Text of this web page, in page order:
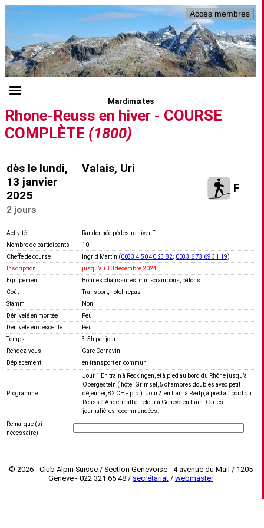
Accès membres
Mardimixtes
Rhone-Reuss en hiver - COURSE
COMPLÈTE (1800)
dès le lundi,
13 janvier
2025
2 jours
Valais, Uri
F
Activité
Randonnée pédestre hiver F
Nombre de participants
10
Cheffe de course
Ingrid Martin (0033 4 50 40 23 82; 0033 6 73 69 31 19)
Inscription
jusquʼau 30 décembre 2024
Equipement
Bonnes chaussures, mini-crampons, bâtons
Coût
Transport, hotel, repas
Stamm
Non
Dénivelé en montée
Peu
Dénivelé en descente
Peu
Temps
3-5h par jour
Rendez-vous
Gare Cornavin
Déplacement
en transport en commun
Programme
Jour 1 En train à Reckingen, et à pied au bord du Rhône jusqu’à
Obergesteln ( hôtel Grimsel, 5 chambres doubles avec petit
déjeuner, 82 CHF p.p.). Jour2: en train à Realp, à pied au bord du
Reuss à Andermatt et retour à Genève en train. Cartes
journalières recommandées.
Remarque (si
nécessaire)
© 2026 - Club Alpin Suisse / Section Genevoise - 4 avenue du Mail / 1205
Geneve - 022 321 65 48 / secrétariat/ webmaster